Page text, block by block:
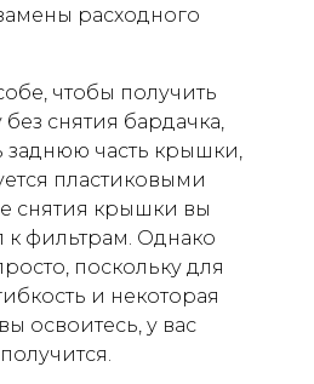
расходного
чтобы получить
снятия бардачка,
заднюю часть крышки,
пластиковыми
снятия крышки вы
к фильтрам. Однако
поскольку для
и некоторая
освоитесь, у вас